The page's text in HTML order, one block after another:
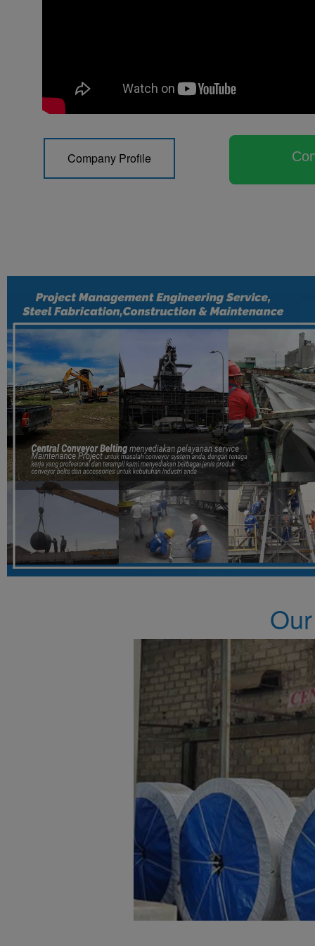
Company Profile
MAINTENANCE CONVEYOR